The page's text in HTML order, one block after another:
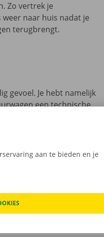
Zo vertrek je
naar huis nadat je
terugbrengt.
gevoel. Je hebt namelijk
een technische
aan te bieden en je